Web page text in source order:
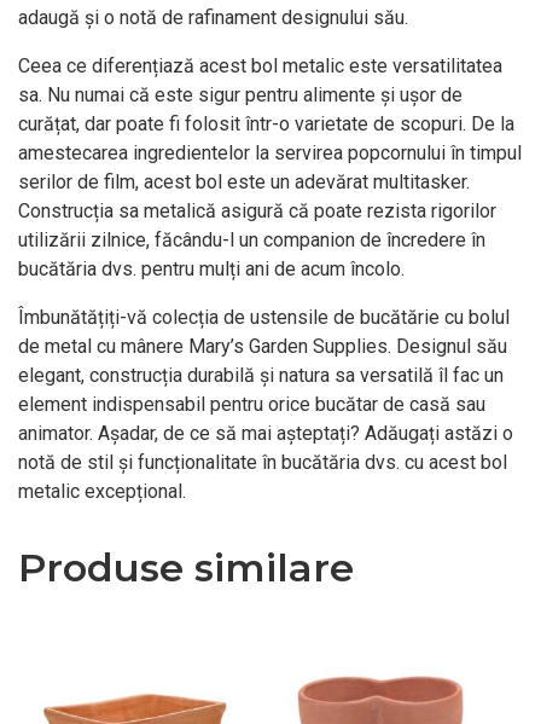
adaugă și o notă de rafinament designului său.
Ceea ce diferențiază acest bol metalic este versatilitatea
sa. Nu numai că este sigur pentru alimente și ușor de
curățat, dar poate fi folosit într-o varietate de scopuri. De la
amestecarea ingredientelor la servirea popcornului în timpul
serilor de film, acest bol este un adevărat multitasker.
Construcția sa metalică asigură că poate rezista rigorilor
utilizării zilnice, făcându-l un companion de încredere în
bucătăria dvs. pentru mulți ani de acum încolo.
Îmbunătățiți-vă colecția de ustensile de bucătărie cu bolul
de metal cu mânere Mary’s Garden Supplies. Designul său
elegant, construcția durabilă și natura sa versatilă îl fac un
element indispensabil pentru orice bucătar de casă sau
animator. Așadar, de ce să mai așteptați? Adăugați astăzi o
notă de stil și funcționalitate în bucătăria dvs. cu acest bol
metalic excepțional.
Produse similare